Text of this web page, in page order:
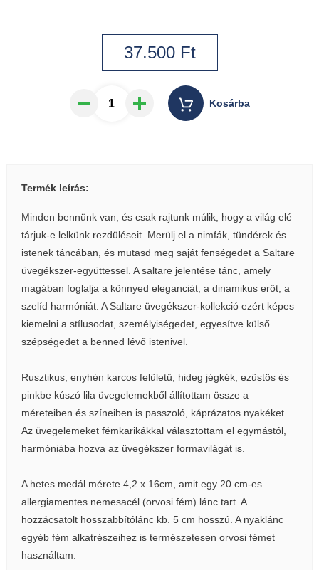
37.500Ft
Kosárba
Termék leírás:
Minden bennünk van, és csak rajtunk múlik, hogy a világ elé
tárjuk-e lelkünk rezdüléseit. Merülj el a nimfák, tündérek és
istenek táncában, és mutasd meg saját fenségedet a Saltare
üvegékszer-együttessel. A saltare jelentése tánc, amely
magában foglalja a könnyed eleganciát, a dinamikus erőt, a
szelíd harmóniát. A Saltare üvegékszer-kollekció ezért képes
kiemelni a stílusodat, személyiségedet, egyesítve külső
szépségedet a benned lévő istenivel.
Rusztikus, enyhén karcos felületű, hideg jégkék, ezüstös és
pinkbe kúszó lila üvegelemekből állítottam össze a
méreteiben és színeiben is passzoló, káprázatos nyakéket.
Az üvegelemeket fémkarikákkal választottam el egymástól,
harmóniába hozva az üvegékszer formavilágát is.
A hetes medál mérete 4,2 x 16cm, amit egy 20 cm-es
allergiamentes nemesacél (orvosi fém) lánc tart. A
hozzácsatolt hosszabbítólánc kb. 5 cm hosszú. A nyaklánc
egyéb fém alkatrészeihez is természetesen orvosi fémet
használtam.